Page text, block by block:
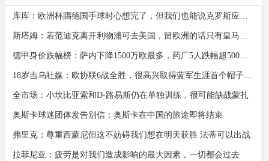
库库：欧洲杯踢德国手球时心想完了，但我们也能说克罗斯应被罚下
斯塔姆：若范迪克离开利物浦可去美国，留欧洲的话只有皇马可行
德甲身价跌幅榜：萨内下降1500万欧最多，药厂5人跌幅超500万欧
18岁吉乌社媒：欧协联6战全胜，很高兴取得蓝军生涯首个帽子戏法
全市场：小坎比亚索和D-路易斯仍在单独训练，很可能缺战蒙扎
奥斯卡球迷团体发告别信：奥斯卡在中国的旅途即将结束
弗里克：尊重西蒙尼但这不妨碍我们想在明天获胜 法蒂可以出战
拉菲尼亚：疲劳是对我们造成影响的最大因素，一切都会过去